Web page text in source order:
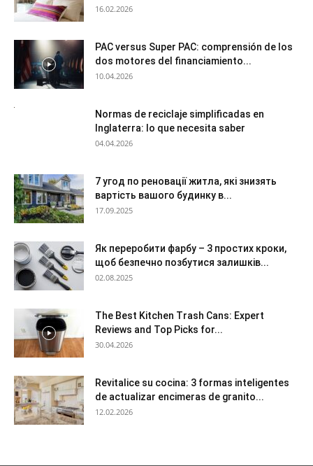
16.02.2026
PAC versus Super PAC: comprensión de los
dos motores del financiamiento...
10.04.2026
Normas de reciclaje simplificadas en
Inglaterra: lo que necesita saber
04.04.2026
7 угод по реновації житла, які знизять
вартість вашого будинку в...
17.09.2025
Як переробити фарбу – 3 простих кроки,
щоб безпечно позбутися залишків...
02.08.2025
The Best Kitchen Trash Cans: Expert
Reviews and Top Picks for...
30.04.2026
Revitalice su cocina: 3 formas inteligentes
de actualizar encimeras de granito...
12.02.2026